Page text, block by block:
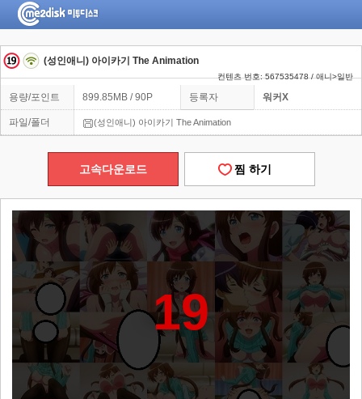
(성인애니) 아이카기 The Animation
컨텐츠 번호: 567535478 / 애니>일반
용량/포인트 899.85MB / 90P 등록자 워커X
파일/폴더 (성인애니) 아이카기 The Animation
고속다운로드 찜 하기
19